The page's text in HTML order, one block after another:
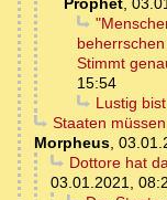
Prophet,
Stimmt
15:54
Lustig
Staaten
Morpheus,
Dottore hat
03.01.2021,